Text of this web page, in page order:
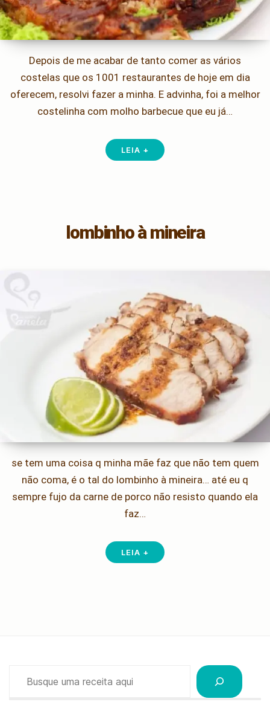
Depois de me acabar de tanto comer as vários
costelas que os 1001 restaurantes de hoje em dia
oferecem, resolvi fazer a minha. E advinha, foi a melhor
costelinha com molho barbecue que eu já…
LEIA +
lombinho à mineira
se tem uma coisa q minha mãe faz que não tem quem
não coma, é o tal do lombinho à mineira… até eu q
sempre fujo da carne de porco não resisto quando ela
faz…
LEIA +